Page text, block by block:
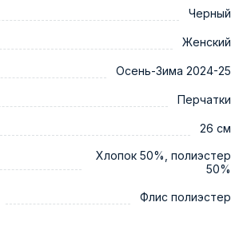
Черный
Женский
Осень-Зима 2024-25
Перчатки
26 см
Хлопок 50%, полиэстер
50%
Флис полиэстер